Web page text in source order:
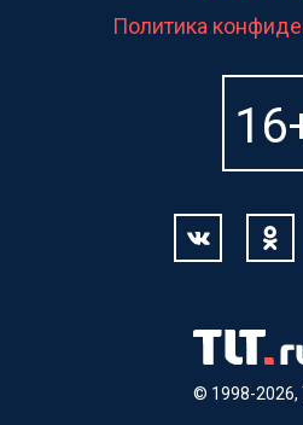
© 1998-2026,
Политика